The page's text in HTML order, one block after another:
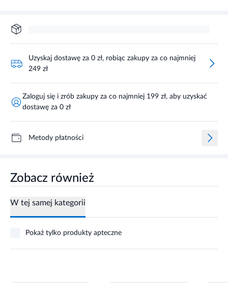
Uzyskaj dostawę za 0 zł, robiąc zakupy za co najmniej
249 zł
Zaloguj się i zrób zakupy za co najmniej 199 zł, aby uzyskać
dostawę za 0 zł
Metody płatności
Zobacz również
W tej samej kategorii
Pokaż tylko produkty apteczne